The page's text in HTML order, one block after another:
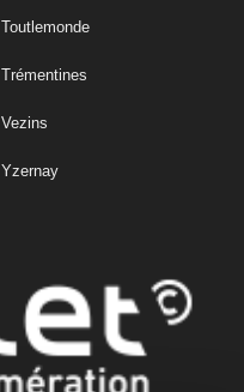
Toutlemonde
Trémentines
Vezins
Yzernay